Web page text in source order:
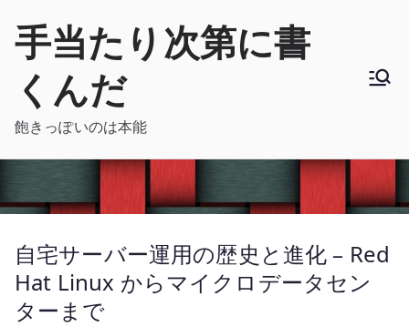
手当たり次第に書
くんだ
飽きっぽいのは本能
自宅サーバー運用の歴史と進化 – Red
Hat Linux からマイクロデータセン
ターまで